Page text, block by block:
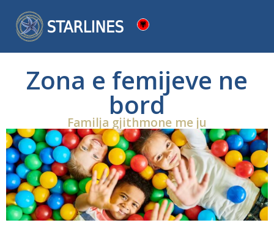
Zona e femijeve ne
bord
Familja gjithmone me ju